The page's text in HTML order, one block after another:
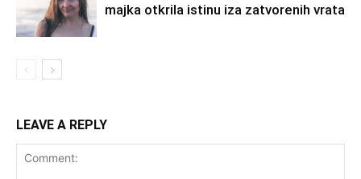
majka otkrila istinu iza zatvorenih vrata
LEAVE A REPLY